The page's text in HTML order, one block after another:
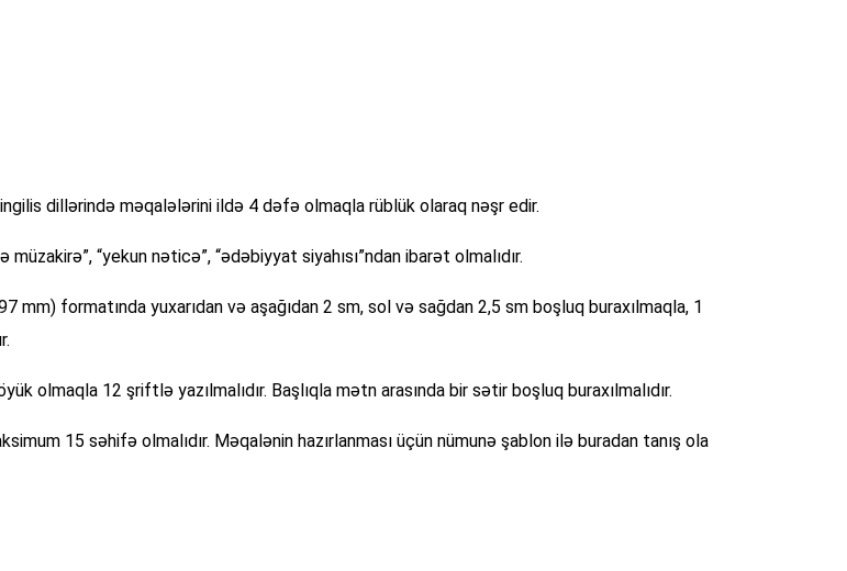
dillərində məqalələrini ildə 4 dəfə olmaqla rüblük olaraq nəşr edir.
“yekun nəticə”, “ədəbiyyat siyahısı”ndan ibarət olmalıdır.
formatında yuxarıdan və aşağıdan 2 sm, sol və sağdan 2,5 sm boşluq buraxılmaqla, 1
olmaqla 12 şriftlə yazılmalıdır. Başlıqla mətn arasında bir sətir boşluq buraxılmalıdır.
15 səhifə olmalıdır. Məqalənin hazırlanması üçün nümunə şablon ilə buradan tanış ola